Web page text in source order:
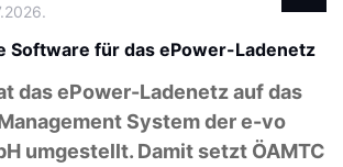
Software für das ePower-Ladenetz
das ePower-Ladenetz auf das
System der e-vo
umgestellt. Damit setzt ÖAMTC